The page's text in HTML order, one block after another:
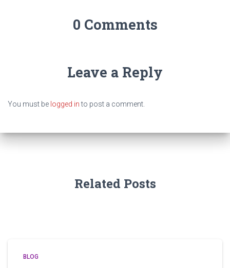
0 Comments
Leave a Reply
You must be logged into post a comment.
Related Posts
BLOG